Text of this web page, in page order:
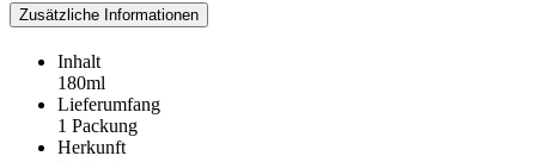
Zusätzliche Informationen
Inhalt
180ml
Lieferumfang
1 Packung
Herkunft